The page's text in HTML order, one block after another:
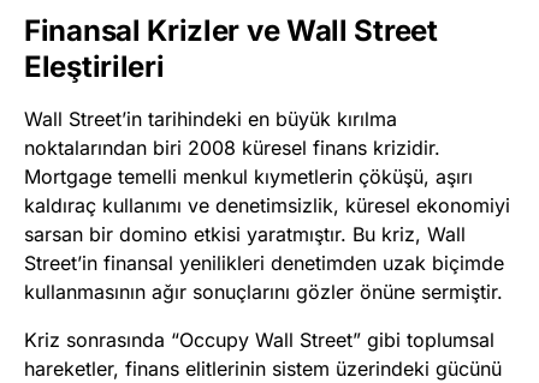
Finansal Krizler ve Wall Street
Eleştirileri
Wall Street’in tarihindeki en büyük kırılma
noktalarından biri 2008 küresel finans krizidir.
Mortgage temelli menkul kıymetlerin çöküşü, aşırı
kaldıraç kullanımı ve denetimsizlik, küresel ekonomiyi
sarsan bir domino etkisi yaratmıştır. Bu kriz, Wall
Street’in finansal yenilikleri denetimden uzak biçimde
kullanmasının ağır sonuçlarını gözler önüne sermiştir.
Kriz sonrasında “Occupy Wall Street” gibi toplumsal
hareketler, finans elitlerinin sistem üzerindeki gücünü